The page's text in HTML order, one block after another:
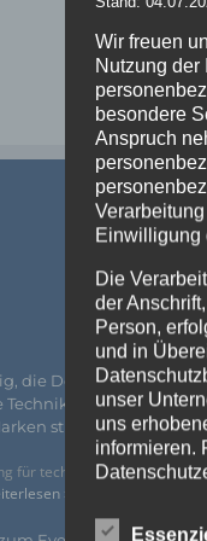
die Decken
Technik
strahlen –
für technische
»
Wir freuen
Nutzung der
besondere
Anspruch
Einwilligung
Die
der
Person,
und in
unser
uns
informieren.
Wir haben